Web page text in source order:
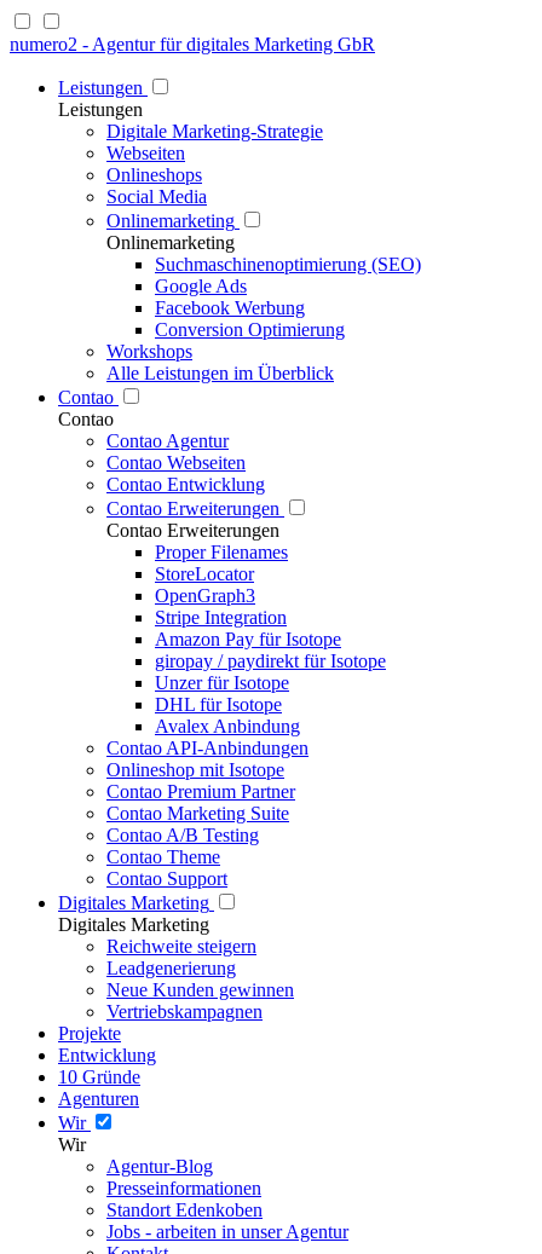
numero2 - Agentur für digitales Marketing GbR
Leistungen
Leistungen
Digitale Marketing-Strategie
Webseiten
Onlineshops
Social Media
Onlinemarketing
Onlinemarketing
Suchmaschinenoptimierung (SEO)
Google Ads
Facebook Werbung
Conversion Optimierung
Workshops
Alle Leistungen im Überblick
Contao
Contao
Contao Agentur
Contao Webseiten
Contao Entwicklung
Contao Erweiterungen
Contao Erweiterungen
Proper Filenames
StoreLocator
OpenGraph3
Stripe Integration
Amazon Pay für Isotope
giropay / paydirekt für Isotope
Unzer für Isotope
DHL für Isotope
Avalex Anbindung
Contao API-Anbindungen
Onlineshop mit Isotope
Contao Premium Partner
Contao Marketing Suite
Contao A/B Testing
Contao Theme
Contao Support
Digitales Marketing
Digitales Marketing
Reichweite steigern
Leadgenerierung
Neue Kunden gewinnen
Vertriebskampagnen
Projekte
Entwicklung
10 Gründe
Agenturen
Wir
Wir
Agentur-Blog
Presseinformationen
Standort Edenkoben
Jobs - arbeiten in unser Agentur